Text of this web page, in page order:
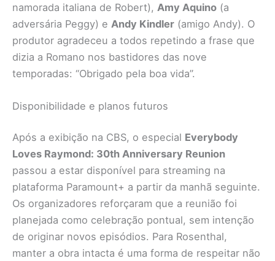
namorada italiana de Robert), Amy Aquino (a
adversária Peggy) e Andy Kindler (amigo Andy). O
produtor agradeceu a todos repetindo a frase que
dizia a Romano nos bastidores das nove
temporadas: “Obrigado pela boa vida”.
Disponibilidade e planos futuros
Após a exibição na CBS, o especial Everybody
Loves Raymond: 30th Anniversary Reunion
passou a estar disponível para streaming na
plataforma Paramount+ a partir da manhã seguinte.
Os organizadores reforçaram que a reunião foi
planejada como celebração pontual, sem intenção
de originar novos episódios. Para Rosenthal,
manter a obra intacta é uma forma de respeitar não